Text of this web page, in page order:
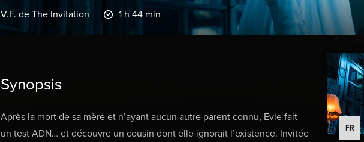
V.F. de The Invitation 1 h 44 min
Synopsis
Après la mort de sa mère et n’ayant aucun autre parent connu, Evie fait
un test ADN… et découvre un cousin dont elle ignorait l’existence. Invitée
FR